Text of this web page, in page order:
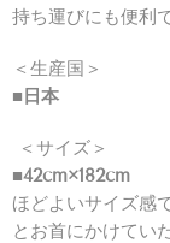
持ち運びにも便利で
＜生産国＞
■日本
＜サイズ＞
■42cm×182cm
ほどよいサイズ感
とお首にかけてい